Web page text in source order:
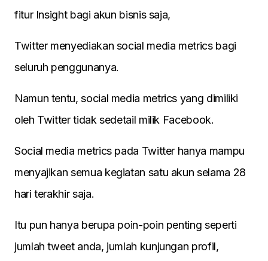
fitur Insight bagi akun bisnis saja,
Twitter menyediakan social media metrics bagi
seluruh penggunanya.
Namun tentu, social media metrics yang dimiliki
oleh Twitter tidak sedetail milik Facebook.
Social media metrics pada Twitter hanya mampu
menyajikan semua kegiatan satu akun selama 28
hari terakhir saja.
Itu pun hanya berupa poin-poin penting seperti
jumlah tweet anda, jumlah kunjungan profil,